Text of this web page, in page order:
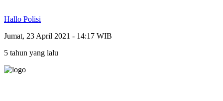
Hallo Polisi
Jumat, 23 April 2021 - 14:17 WIB
5 tahun yang lalu